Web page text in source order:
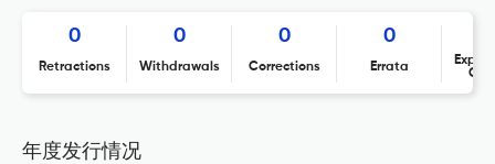
0
Retractions
0
Withdrawals
0
Corrections
0
Errata
年度发行情况